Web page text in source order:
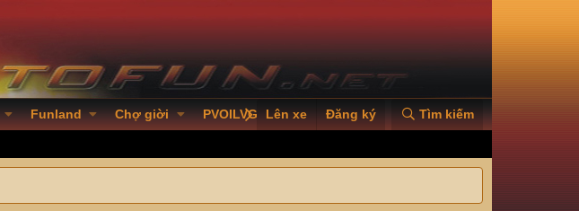
Funland Chợ giời PVOILVGC2026
Lên xe Đăng ký Tìm kiếm